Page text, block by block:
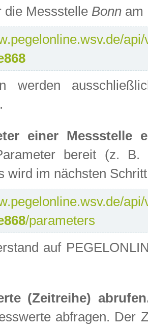
die Messstelle Bonn am
werden
einer Messstelle
bereit (z.
wird im nächsten
/parameters
auf
(Zeitreihe)
abfragen. Der